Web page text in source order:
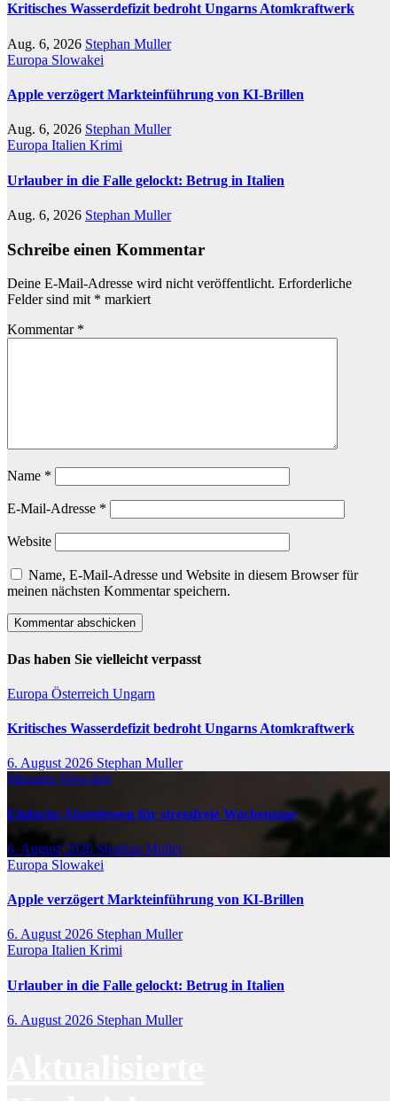
Kritisches Wasserdefizit bedroht Ungarns Atomkraftwerk
Aug. 6, 2026 Stephan Muller
Europa Slowakei
Apple verzögert Markteinführung von KI-Brillen
Aug. 6, 2026 Stephan Muller
Europa Italien Krimi
Urlauber in die Falle gelockt: Betrug in Italien
Aug. 6, 2026 Stephan Muller
Schreibe einen Kommentar
Deine E-Mail-Adresse wird nicht veröffentlicht. Erforderliche
Felder sind mit * markiert
Kommentar *
Name *
E-Mail-Adresse *
Website
Name, E-Mail-Adresse und Website in diesem Browser für
meinen nächsten Kommentar speichern.
Das haben Sie vielleicht verpasst
Europa Österreich Ungarn
Kritisches Wasserdefizit bedroht Ungarns Atomkraftwerk
6. August 2026 Stephan Muller
Magazin Slowakei
Einfache Abendessen für stressfreie Wochentage
6. August 2026 Stephan Muller
Europa Slowakei
Apple verzögert Markteinführung von KI-Brillen
6. August 2026 Stephan Muller
Europa Italien Krimi
Urlauber in die Falle gelockt: Betrug in Italien
6. August 2026 Stephan Muller